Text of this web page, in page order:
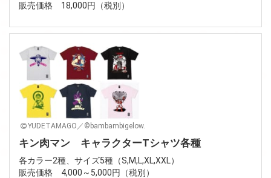
販売価格 18,000円（税別）
YUDETAMAGO／©bambambigelow.
キン肉マン キャラクターTシャツ各種
各カラー2種、サイズ5種（S,M,L,XL,XXL）
販売価格 4,000～5,000円（税別）